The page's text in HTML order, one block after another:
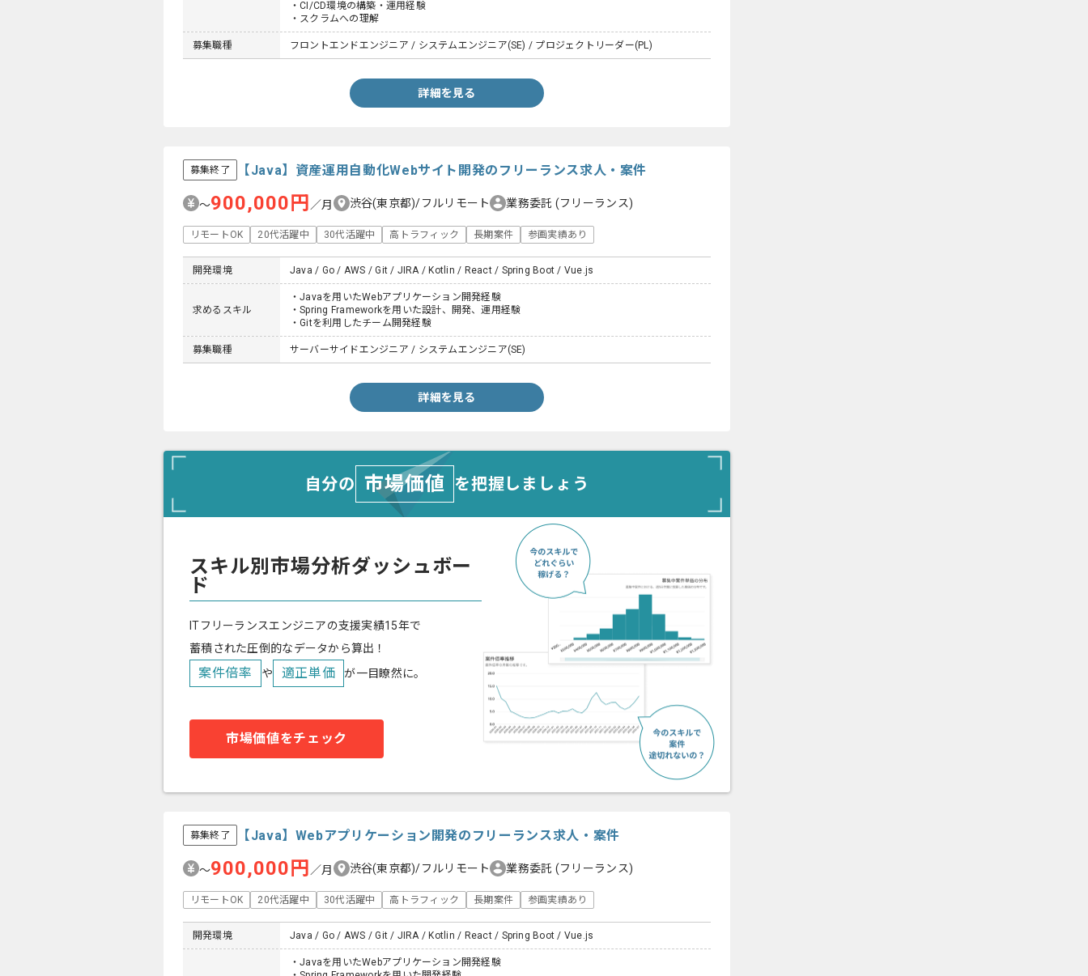
・CI/CD環境の構築・運用経験
・スクラムへの理解
募集職種 フロントエンドエンジニア / システムエンジニア(SE) / プロジェクトリーダー(PL)
詳細を見る
募集終了 【Java】資産運用自動化Webサイト開発のフリーランス求人・案件
〜900,000円 ／月 渋谷(東京都)/フルリモート 業務委託 (フリーランス)
リモートOK 20代活躍中 30代活躍中 高トラフィック 長期案件 参画実績あり
開発環境 Java / Go / AWS / Git / JIRA / Kotlin / React / Spring Boot / Vue.js
求めるスキル
・Javaを用いたWebアプリケーション開発経験
・Spring Frameworkを用いた設計、開発、運用経験
・Gitを利用したチーム開発経験
募集職種 サーバーサイドエンジニア / システムエンジニア(SE)
詳細を見る
自分の 市場価値 を把握しましょう
スキル別市場分析ダッシュボー
ド
ITフリーランスエンジニアの支援実績15年で
蓄積された圧倒的なデータから算出！
案件倍率 や 適正単価 が一目瞭然に。
市場価値をチェック
募集終了 【Java】Webアプリケーション開発のフリーランス求人・案件
〜900,000円 ／月 渋谷(東京都)/フルリモート 業務委託 (フリーランス)
リモートOK 20代活躍中 30代活躍中 高トラフィック 長期案件 参画実績あり
開発環境 Java / Go / AWS / Git / JIRA / Kotlin / React / Spring Boot / Vue.js
・Javaを用いたWebアプリケーション開発経験